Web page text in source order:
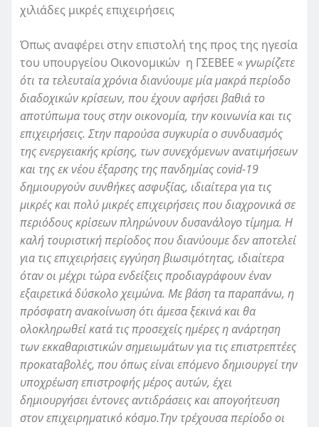
χιλιάδες μικρές επιχειρήσεις
Όπως αναφέρει στην επιστολή της προς της ηγεσία
του υπουργείου Οικονομικών η ΓΣΕΒΕΕ « γνωρίζετε
ότι τα τελευταία χρόνια διανύουμε μία μακρά περίοδο
διαδοχικών κρίσεων, που έχουν αφήσει βαθιά το
αποτύπωμα τους στην οικονομία, την κοινωνία και τις
επιχειρήσεις. Στην παρούσα συγκυρία ο συνδυασμός
της ενεργειακής κρίσης, των συνεχόμενων ανατιμήσεων
και της εκ νέου έξαρσης της πανδημίας covid-19
δημιουργούν συνθήκες ασφυξίας, ιδιαίτερα για τις
μικρές και πολύ μικρές επιχειρήσεις που διαχρονικά σε
περιόδους κρίσεων πληρώνουν δυσανάλογο τίμημα. Η
καλή τουριστική περίοδος που διανύουμε δεν αποτελεί
για τις επιχειρήσεις εγγύηση βιωσιμότητας, ιδιαίτερα
όταν οι μέχρι τώρα ενδείξεις προδιαγράφουν έναν
εξαιρετικά δύσκολο χειμώνα. Με βάση τα παραπάνω, η
πρόσφατη ανακοίνωση ότι άμεσα ξεκινά και θα
ολοκληρωθεί κατά τις προσεχείς ημέρες η ανάρτηση
των εκκαθαριστικών σημειωμάτων για τις επιστρεπτέες
προκαταβολές, που όπως είναι επόμενο δημιουργεί την
υποχρέωση επιστροφής μέρος αυτών, έχει
δημιουργήσει έντονες αντιδράσεις και απογοήτευση
στον επιχειρηματικό κόσμο.Την τρέχουσα περίοδο οι